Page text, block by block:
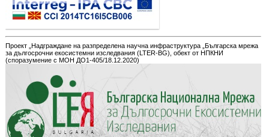
Проект „Надграждане на разпределена научна инфраструктура „Българска мрежа
за дългосрочни екосистемни изследвания (LTER-BG), обект от НПКНИ
(споразумение с МОН ДО1-405/18.12.2020)